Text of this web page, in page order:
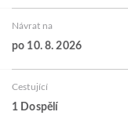
Návrat na
po 10. 8. 2026
Cestující
1 Dospělí